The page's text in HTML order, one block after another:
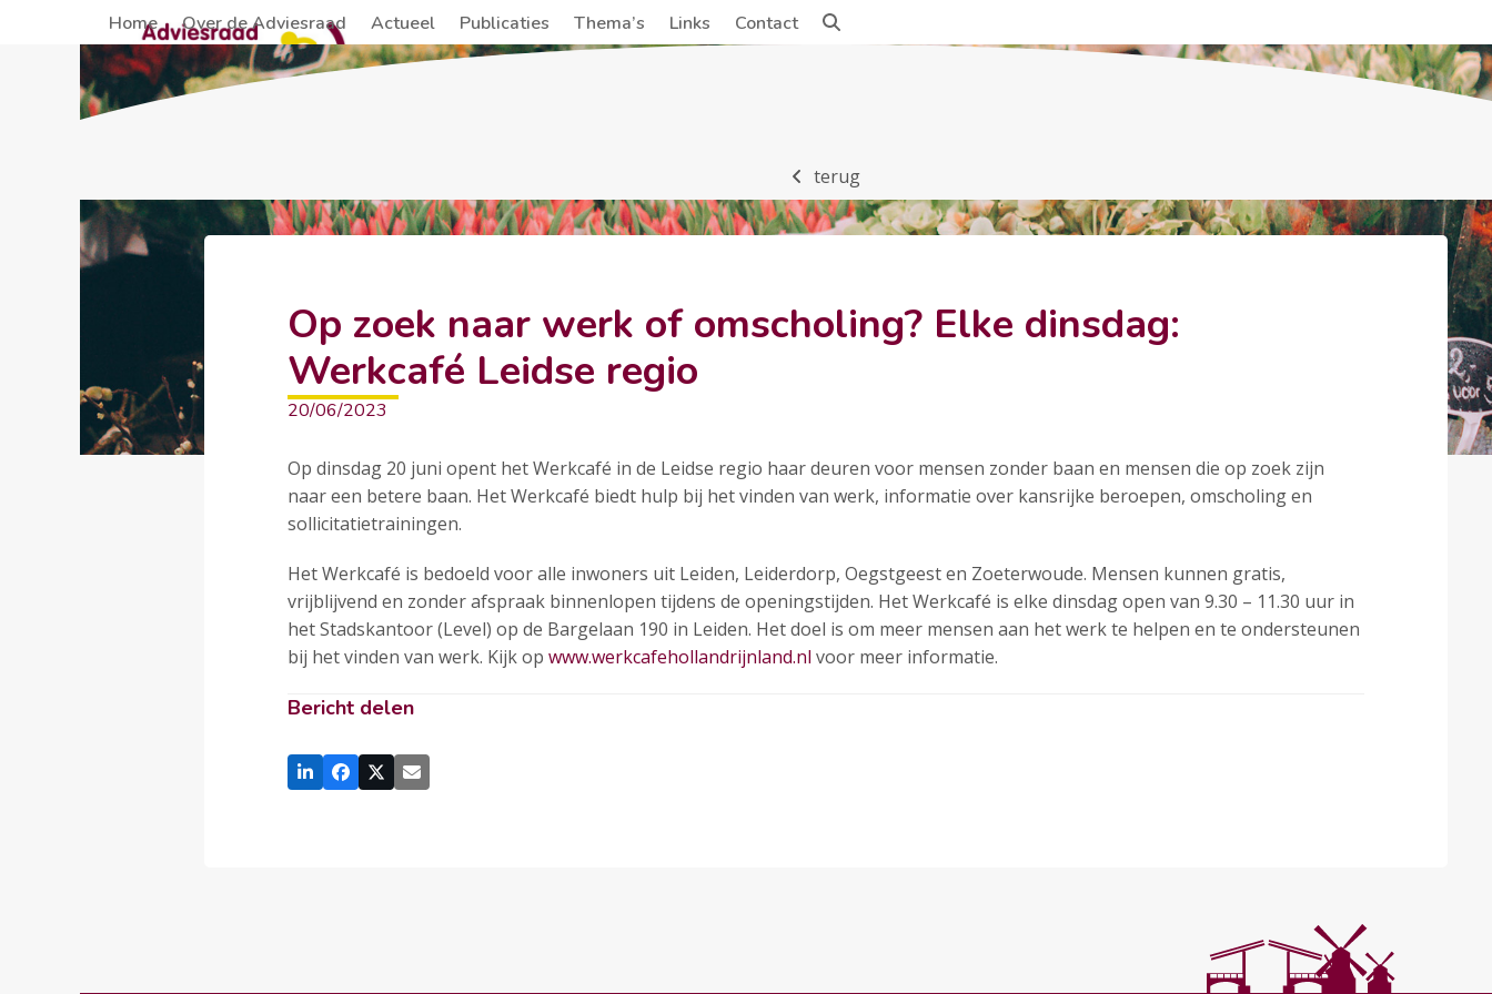
Home Over de Adviesraad Actueel Publicaties Thema’s Links Contact
terug
Op zoek naar werk of omscholing? Elke dinsdag:
Werkcafé Leidse regio
20/06/2023
Op dinsdag 20 juni opent het Werkcafé in de Leidse regio haar deuren voor mensen zonder baan en mensen die op zoek zijn
naar een betere baan. Het Werkcafé biedt hulp bij het vinden van werk, informatie over kansrijke beroepen, omscholing en
sollicitatietrainingen.
Het Werkcafé is bedoeld voor alle inwoners uit Leiden, Leiderdorp, Oegstgeest en Zoeterwoude. Mensen kunnen gratis,
vrijblijvend en zonder afspraak binnenlopen tijdens de openingstijden. Het Werkcafé is elke dinsdag open van 9.30 – 11.30 uur in
het Stadskantoor (Level) op de Bargelaan 190 in Leiden. Het doel is om meer mensen aan het werk te helpen en te ondersteunen
bij het vinden van werk. Kijk op www.werkcafehollandrijnland.nl voor meer informatie.
Bericht delen